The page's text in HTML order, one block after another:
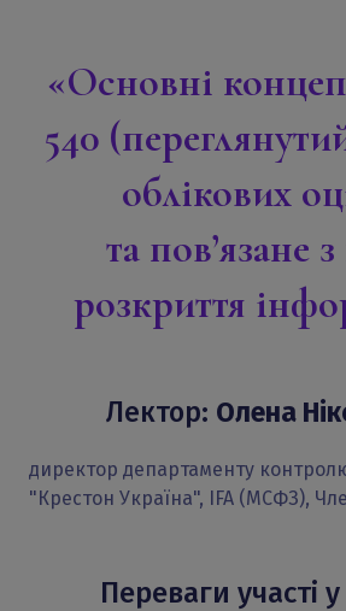
«Основні
540
облікових
та пов’язане
розкриття
Лектор: Олена
директор департаменту
"Крестон Україна", IFA (МСФЗ),
Переваги участі у